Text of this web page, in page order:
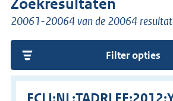
Zoekresultaten
20061-20064 van de 20064
Filter opties